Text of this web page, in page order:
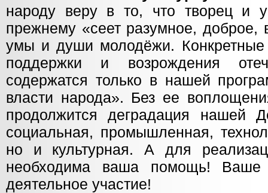
народу веру в то, что творец и
прежнему «сеет разумное, доброе,
умы и души молодёжи.
поддержки и возрождения
содержатся только в нашей
власти народа». Без ее
продолжится деградация нашей
социальная, промышленная,
но и культурная. А для
необходима ваша помощь! Ваше
деятельное участие!